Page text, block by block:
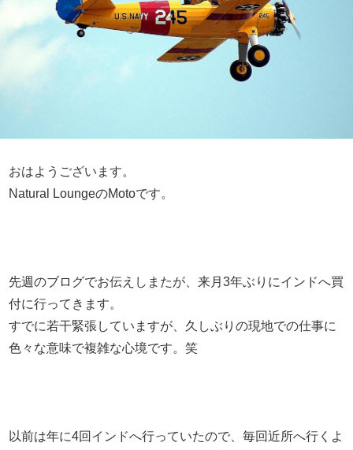
おはようございます。
Natural LoungeのMotoです。
先週のブログでお伝えしまたが、来月3年ぶりにインドへ買
付に行ってきます。
すでに若干緊張していますが、久しぶりの現地での仕事に
色々な意味で複雑な心境です。笑
以前は年に4回インドへ行っていたので、毎回近所へ行くよ